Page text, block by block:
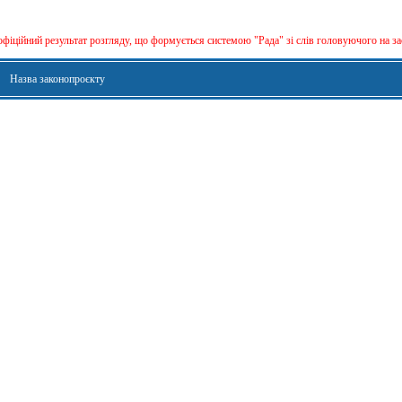
результат розгляду, що формується сиcтемою "Рада" зі слів головуючого на
Назва законопроєкту